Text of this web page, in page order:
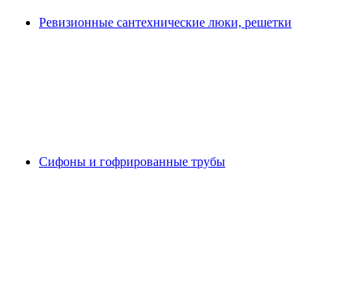
Ревизионные сантехнические люки, решетки
Сифоны и гофрированные трубы